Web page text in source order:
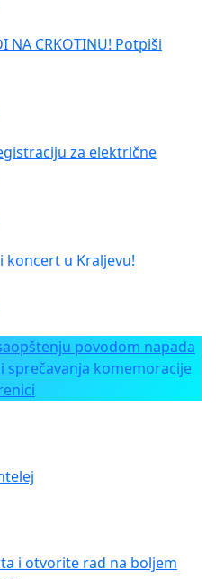
NA CRKOTINU! Potpiši
za električne
koncert u Kraljevu!
povodom napada
sprečavanja komemoracije
i otvorite rad na boljem